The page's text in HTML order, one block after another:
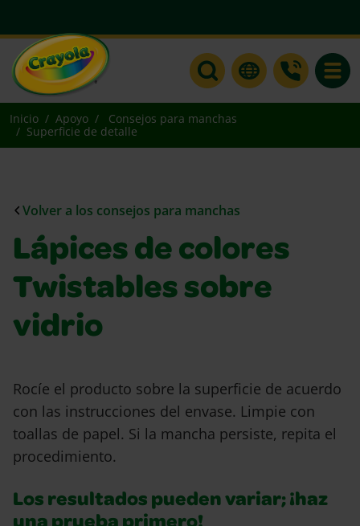
Inicio Apoyo
Consejos para manchas
Superficie de detalle
Volver a los consejos para manchas
Lápices de colores
Twistables sobre
vidrio
Rocíe el producto sobre la superficie de acuerdo
con las instrucciones del envase. Limpie con
toallas de papel. Si la mancha persiste, repita el
procedimiento.
Los resultados pueden variar; ¡haz